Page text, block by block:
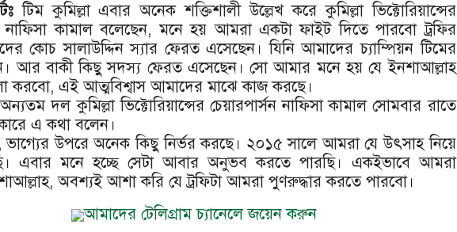
টিম কুমিল্লা এবার অনেক শক্তিশালী উল্লেখ করে কুমিল্লা ভিক্টোরিয়ান্সের
নাফিসা কামাল বলেছেন, মনে হয় আমরা একটা ফাইট দিতে পারবো ট্রফির
কোচ সালাউদ্দিন স্যার ফেরত এসেছেন। যিনি আমাদের চ্যাম্পিয়ন টিমের
আর বাকী কিছু সদস্য ফেরত এসেছেন। সো আমার মনে হয় যে ইনশাআল্লাহ
করবো, এই আত্মবিশ্বাস আমাদের মাঝে কাজ করছে।
দল কুমিল্লা ভিক্টোরিয়ান্সের চেয়ারপার্সন নাফিসা কামাল সোমবার রাতে
এ কথা বলেন।
ভাগ্যের উপরে অনেক কিছু নির্ভর করছে। ২০১৫ সালে আমরা যে উৎসাহ নিয়ে
এবার মনে হচ্ছে সেটা আবার অনুভব করতে পারছি। একইভাবে আমরা
অবশ্যই আশা করি যে ট্রফিটা আমরা পুণরুদ্ধার করতে পারবো।
আমাদের টেলিগ্রাম চ্যানেলে জয়েন করুন